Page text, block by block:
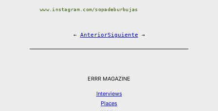
www.instagram.com/sopadeburbujas
← AnteriorSiguiente →
ERRR MAGAZINE
Interviews
Places